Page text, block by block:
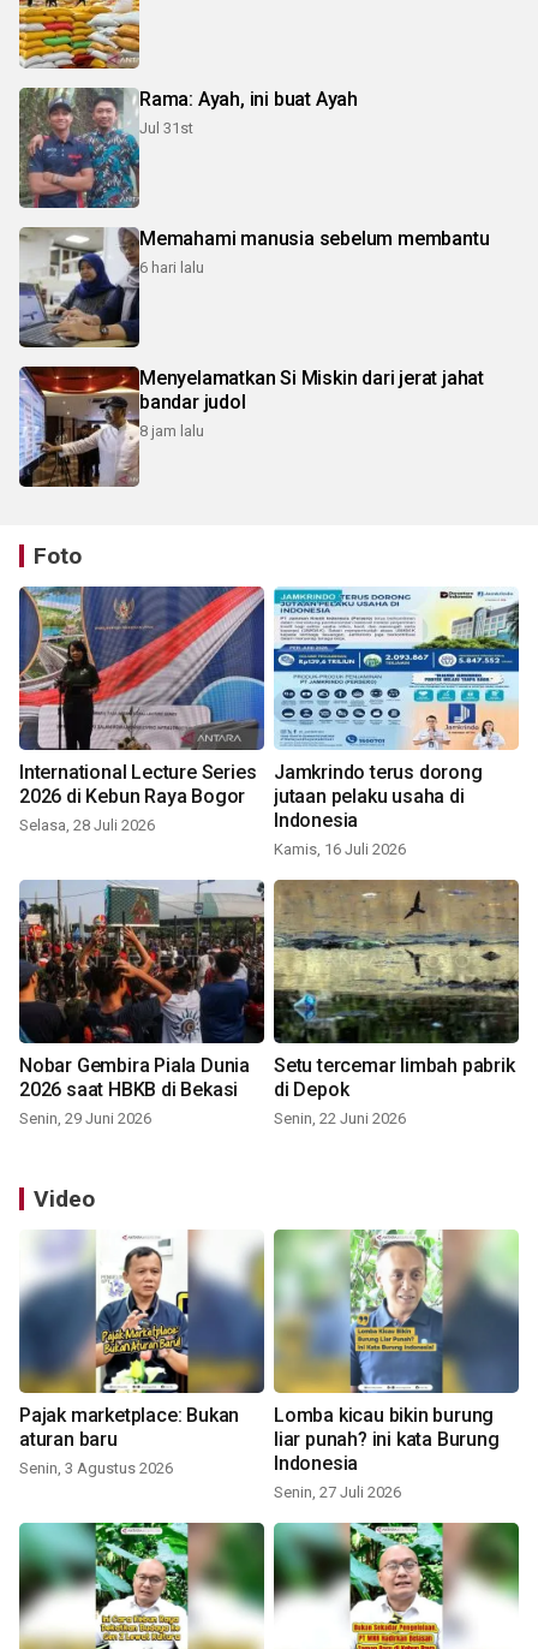
Rama: Ayah, ini buat Ayah
Jul 31st
Memahami manusia sebelum membantu
6 hari lalu
Menyelamatkan Si Miskin dari jerat jahat
bandar judol
8 jam lalu
Foto
International Lecture Series
2026 di Kebun Raya Bogor
Selasa, 28 Juli 2026
Jamkrindo terus dorong
jutaan pelaku usaha di
Indonesia
Kamis, 16 Juli 2026
Nobar Gembira Piala Dunia
2026 saat HBKB di Bekasi
Senin, 29 Juni 2026
Setu tercemar limbah pabrik
di Depok
Senin, 22 Juni 2026
Video
Pajak marketplace: Bukan
aturan baru
Senin, 3 Agustus 2026
Lomba kicau bikin burung
liar punah? ini kata Burung
Indonesia
Senin, 27 Juli 2026